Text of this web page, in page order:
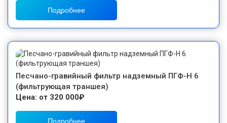
Подробнее
Песчано-гравийный фильтр надземный ПГФ-Н 6
(фильтрующая траншея)
Цена: от 320 000₽
Подробнее